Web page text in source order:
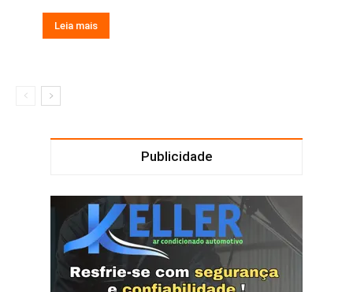
Leia mais
Publicidade